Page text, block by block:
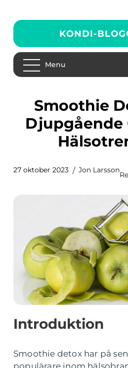
KONDI-
Menu
Smoothie Detox: En
Djupgående
27 oktober 2023 Jon Larsson
Introduktion
Smoothie detox har på
populärare inom